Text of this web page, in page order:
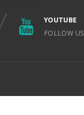
YOUTUBE
FOLLOW US